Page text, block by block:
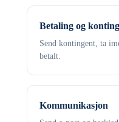
Betaling og
Send kontingent, ta
betalt.
Kommunikasjon